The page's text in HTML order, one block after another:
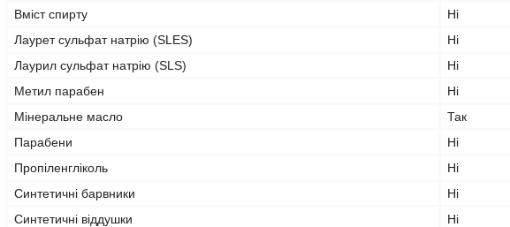
Вміст спирту
Ні
Лаурет сульфат натрію (SLES)
Ні
Лаурил сульфат натрію (SLS)
Ні
Метил парабен
Ні
Мінеральне масло
Так
Парабени
Ні
Пропіленгліколь
Ні
Синтетичні барвники
Ні
Синтетичні віддушки
Ні